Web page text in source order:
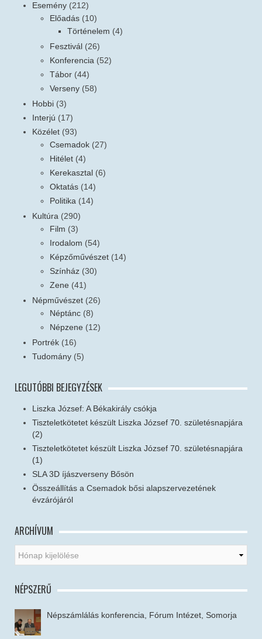
Esemény (212)
Előadás (10)
Történelem (4)
Fesztivál (26)
Konferencia (52)
Tábor (44)
Verseny (58)
Hobbi (3)
Interjú (17)
Közélet (93)
Csemadok (27)
Hitélet (4)
Kerekasztal (6)
Oktatás (14)
Politika (14)
Kultúra (290)
Film (3)
Irodalom (54)
Képzőművészet (14)
Színház (30)
Zene (41)
Népművészet (26)
Néptánc (8)
Népzene (12)
Portrék (16)
Tudomány (5)
LEGUTÓBBI BEJEGYZÉSEK
Liszka József: A Békakirály csókja
Tiszteletkötetet készült Liszka József 70. születésnapjára
(2)
Tiszteletkötetet készült Liszka József 70. születésnapjára
(1)
SLA 3D íjászverseny Bősön
Összeállítás a Csemadok bősi alapszervezetének
évzárójáról
ARCHÍVUM
NÉPSZERŰ
Népszámlálás konferencia, Fórum Intézet, Somorja